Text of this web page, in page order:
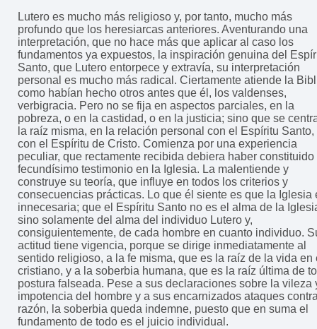
Lutero es mucho más religioso y, por tanto, mucho más
profundo que los heresiarcas anteriores. Aventurando una
interpretación, que no hace más que aplicar al caso los
fundamentos ya expuestos, la inspiración genuina del
Santo, que Lutero entorpece y extravía, su interpretación
personal es mucho más radical. Ciertamente atiende la
como habían hecho otros antes que él, los valdenses,
verbigracia. Pero no se fija en aspectos parciales, en la
pobreza, o en la castidad, o en la justicia; sino que se
la raíz misma, en la relación personal con el Espíritu Santo,
con el Espíritu de Cristo. Comienza por una experiencia
peculiar, que rectamente recibida debiera haber constituido
fecundísimo testimonio en la Iglesia. La malentiende y
construye su teoría, que influye en todos los criterios y
consecuencias prácticas. Lo que él siente es que la Iglesia
innecesaria; que el Espíritu Santo no es el alma de la
sino solamente del alma del individuo Lutero y,
consiguientemente, de cada hombre en cuanto individuo.
actitud tiene vigencia, porque se dirige inmediatamente al
sentido religioso, a la fe misma, que es la raíz de la vida en
cristiano, y a la soberbia humana, que es la raíz última de
postura falseada. Pese a sus declaraciones sobre la vileza
impotencia del hombre y a sus encarnizados ataques
razón, la soberbia queda indemne, puesto que en suma el
fundamento de todo es el juicio individual.